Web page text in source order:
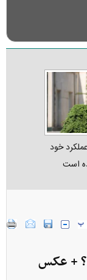
خود
است
+ عکس